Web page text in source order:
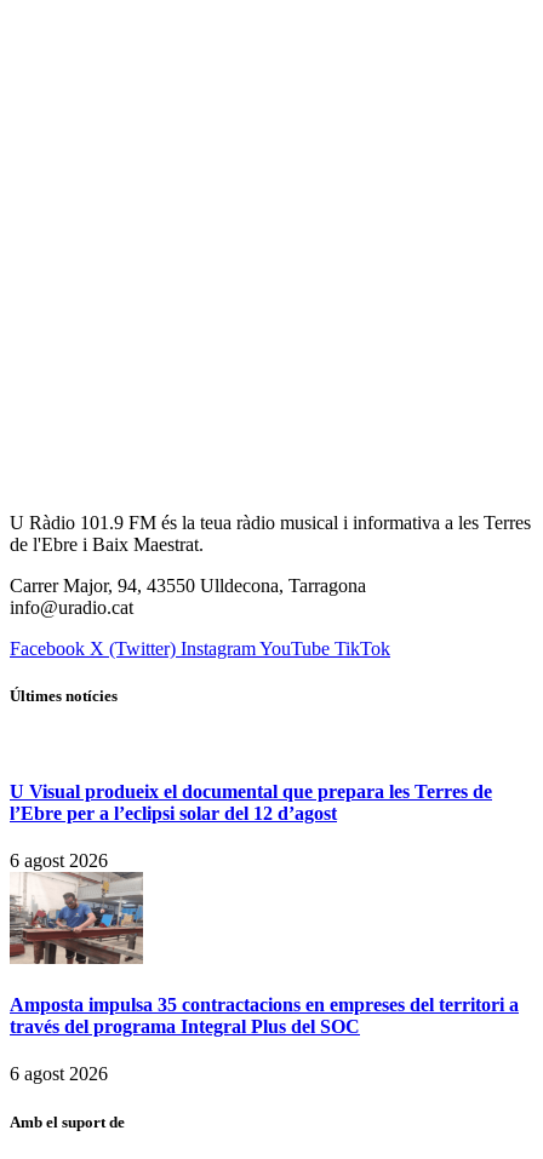
U Ràdio 101.9 FM és la teua ràdio musical i informativa a les Terres
de l'Ebre i Baix Maestrat.
Carrer Major, 94, 43550 Ulldecona, Tarragona
info@uradio.cat
Facebook X (Twitter) InstagramYouTube TikTok
Últimes notícies
U Visual produeix el documental que prepara les Terres de
l’Ebre per a l’eclipsi solar del 12 d’agost
6 agost 2026
Amposta impulsa 35 contractacions en empreses del territori a
través del programa Integral Plus del SOC
6 agost 2026
Amb el suport de